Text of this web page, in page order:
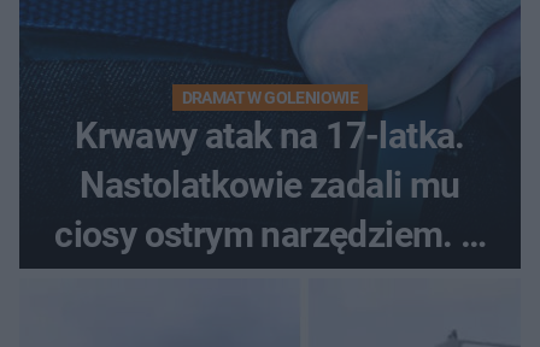
DRAMAT W GOLENIOWIE
Krwawy atak na 17-latka.
Nastolatkowie zadali mu
ciosy ostrym narzędziem. O